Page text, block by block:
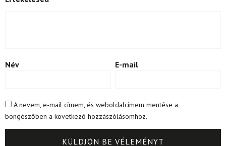
Név E-mail
A nevem, e-mail címem, és weboldalcímem mentése a
böngészőben a következő hozzászólásomhoz.